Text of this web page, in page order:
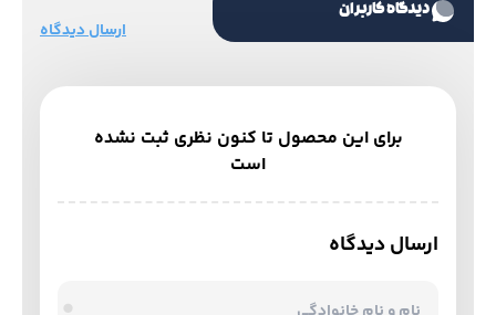
دیدگاه کاربران
ارسال دیدگاه
برای این محصول تا کنون نظری ثبت نشده
است
ارسال دیدگاه